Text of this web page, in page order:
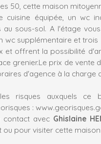
50, cette maison
cuisine équipée, un wc
sous-sol. A l'étage
wc supplémentaire et
et offrent la possibilité
grenier.Le prix de vente
d'agence à la charge
risques auxquels ce
:
contact avec Ghislaine
pour visiter cette